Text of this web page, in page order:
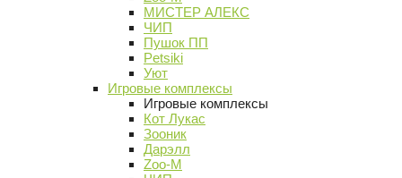
МИСТЕР АЛЕКС
ЧИП
Пушок ПП
Petsiki
Уют
Игровые комплексы
Игровые комплексы
Кот Лукас
Зооник
Дарэлл
Zoo-M